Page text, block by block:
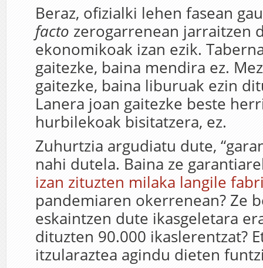
Beraz, ofizialki lehen fasean
facto zerogarrenean jarraitzen
ekonomikoak izan ezik.
gaitezke, baina mendira ez.
gaitezke, baina liburuak ezin
Lanera joan gaitezke beste
hurbilekoak bisitatzera, ez.
Zuhurtzia argudiatu dute,
nahi dutela. Baina ze
izan zituzten milaka langile
pandemiaren okerrenean? Ze
eskaintzen dute ikasgeletara
dituzten 90.000 ikaslerentzat?
itzularaztea agindu dieten